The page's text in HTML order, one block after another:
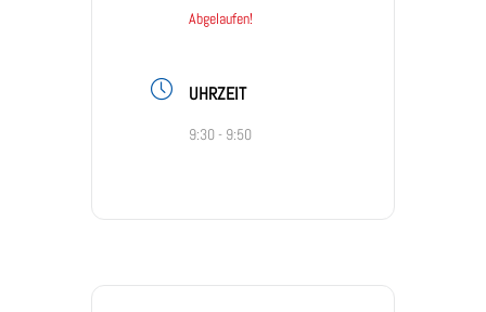
Abgelaufen!
UHRZEIT
9:30 - 9:50